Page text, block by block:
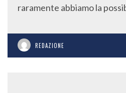
raramente abbiamo la
REDAZIONE